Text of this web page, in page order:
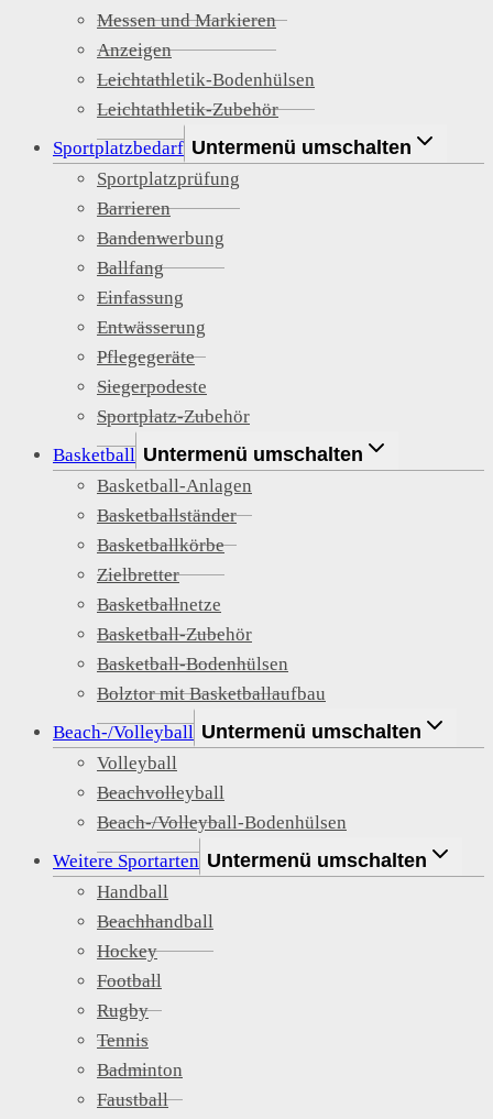
Messen und Markieren
Anzeigen
Leichtathletik-Bodenhülsen
Leichtathletik-Zubehör
Sportplatzbedarf Untermenü umschalten
Sportplatzprüfung
Barrieren
Bandenwerbung
Ballfang
Einfassung
Entwässerung
Pflegegeräte
Siegerpodeste
Sportplatz-Zubehör
Basketball Untermenü umschalten
Basketball-Anlagen
Basketballständer
Basketballkörbe
Zielbretter
Basketballnetze
Basketball-Zubehör
Basketball-Bodenhülsen
Bolztor mit Basketballaufbau
Beach-/Volleyball Untermenü umschalten
Volleyball
Beachvolleyball
Beach-/Volleyball-Bodenhülsen
Weitere Sportarten Untermenü umschalten
Handball
Beachhandball
Hockey
Football
Rugby
Tennis
Badminton
Faustball